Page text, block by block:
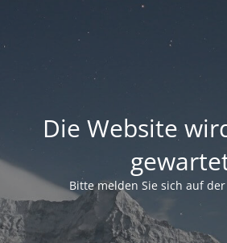
Die Website
Bitte melden Sie sich auf